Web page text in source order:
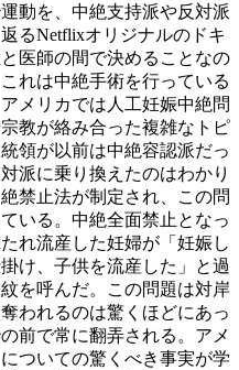
動を、中絶支持派や反対派
るNetflixオリジナルのドキ
医師の間で決めることなの
れは中絶手術を行っている
メリカでは人工妊娠中絶問
教が絡み合った複雑なトピ
領が以前は中絶容認派だっ
派に乗り換えたのはわかり
禁止法が制定され、この問
いる。中絶全面禁止となっ
れ流産した妊婦が「妊娠し
け、子供を流産した」と過
を呼んだ。この問題は対岸
われるのは驚くほどにあっ
前で常に翻弄される。アメ
ついての驚くべき事実が学